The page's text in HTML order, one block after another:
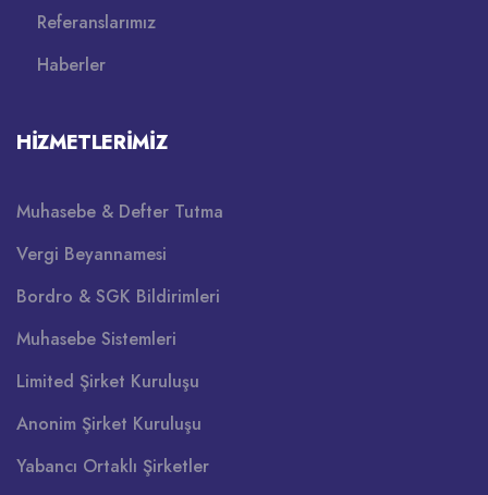
Referanslarımız
Haberler
HIZMETLERIMIZ
Muhasebe & Defter Tutma
Vergi Beyannamesi
Bordro & SGK Bildirimleri
Muhasebe Sistemleri
Limited Şirket Kuruluşu
Anonim Şirket Kuruluşu
Yabancı Ortaklı Şirketler